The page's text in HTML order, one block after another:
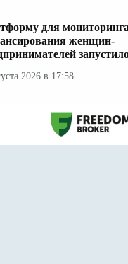
для мониторинга
женщин-
2026 в 17:58